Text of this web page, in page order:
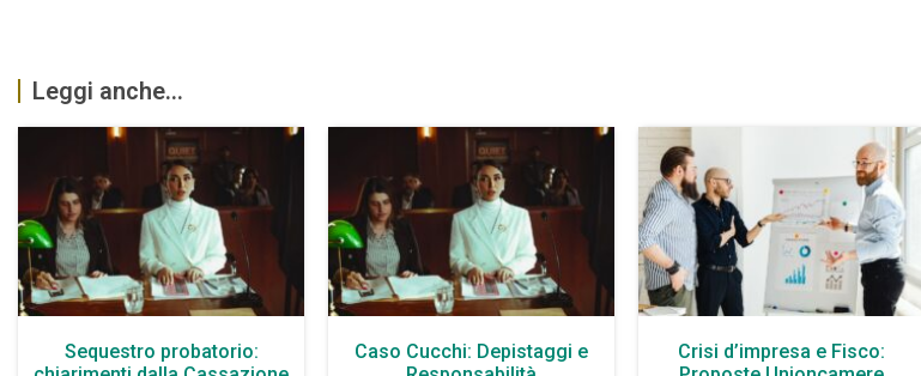
Leggi anche...
Sequestro probatorio:
Caso Cucchi: Depistaggi e
Crisi d’impresa e Fisco: